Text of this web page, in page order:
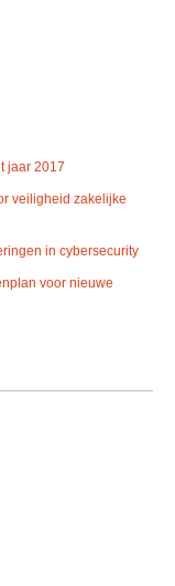
jaar 2017
veiligheid zakelijke
in cybersecurity
voor nieuwe